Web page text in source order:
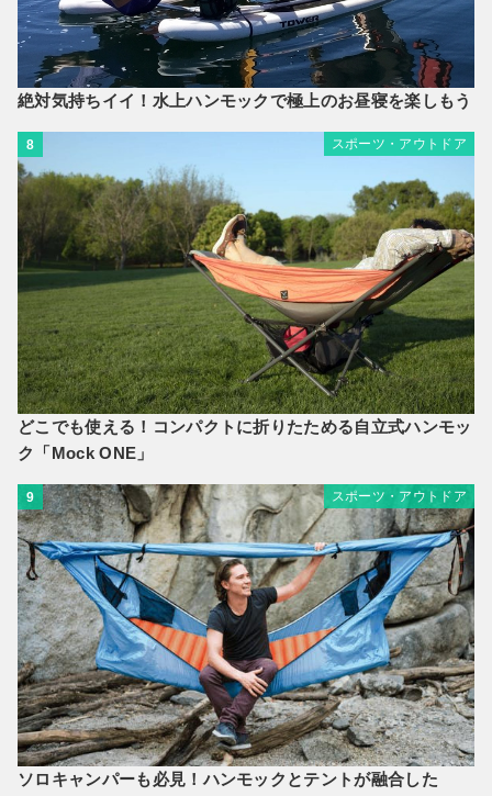
絶対気持ちイイ！水上ハンモックで極上のお昼寝を楽しもう
8 スポーツ・アウトドア
どこでも使える！コンパクトに折りたためる自立式ハンモッ
ク「Mock ONE」
9 スポーツ・アウトドア
ソロキャンパーも必見！ハンモックとテントが融合した